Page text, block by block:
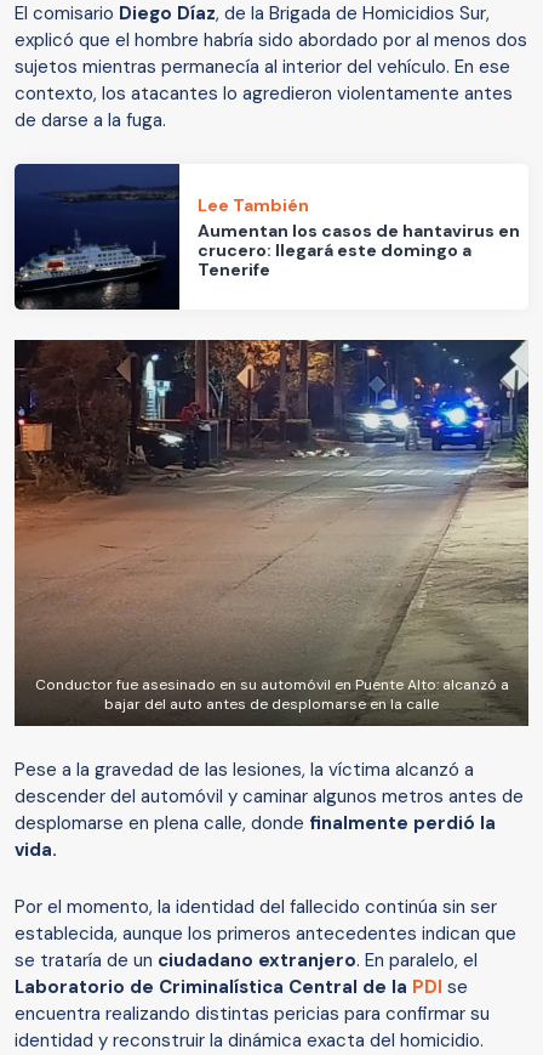
El comisario Diego Díaz, de la Brigada de Homicidios Sur,
explicó que el hombre habría sido abordado por al menos dos
sujetos mientras permanecía al interior del vehículo. En ese
contexto, los atacantes lo agredieron violentamente antes
de darse a la fuga.
Lee También
Aumentan los casos de hantavirus en
crucero: llegará este domingo a
Tenerife
Conductor fue asesinado en su automóvil en Puente Alto: alcanzó a
bajar del auto antes de desplomarse en la calle
Pese a la gravedad de las lesiones, la víctima alcanzó a
descender del automóvil y caminar algunos metros antes de
desplomarse en plena calle, donde finalmente perdió la
vida.
Por el momento, la identidad del fallecido continúa sin ser
establecida, aunque los primeros antecedentes indican que
se trataría de un ciudadano extranjero. En paralelo, el
Laboratorio de Criminalística Central de la PDI se
encuentra realizando distintas pericias para confirmar su
identidad y reconstruir la dinámica exacta del homicidio.